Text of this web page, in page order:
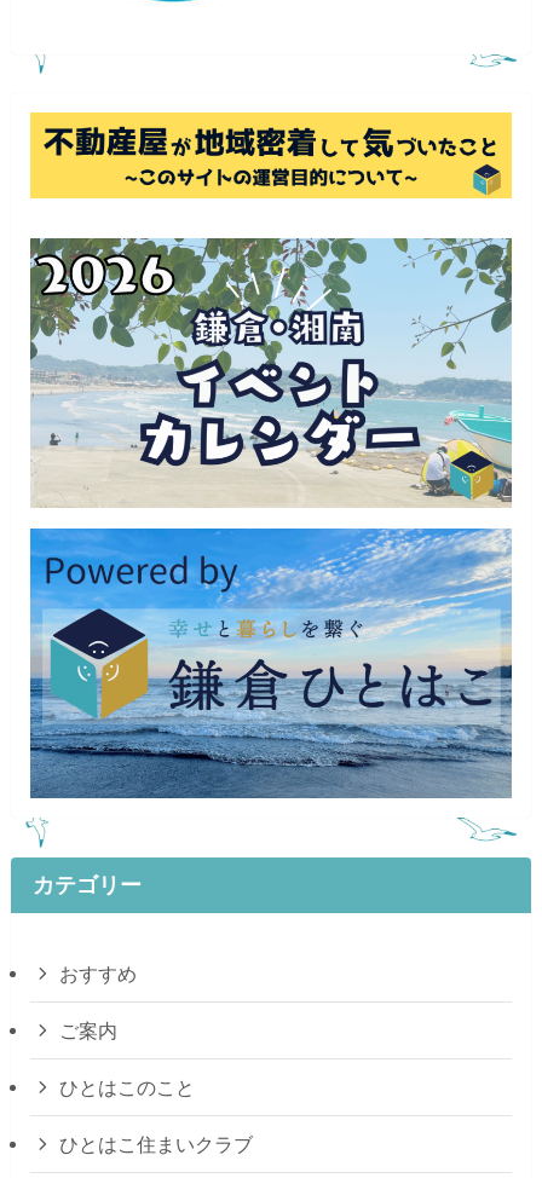
カテゴリー
おすすめ
ご案内
ひとはこのこと
ひとはこ住まいクラブ